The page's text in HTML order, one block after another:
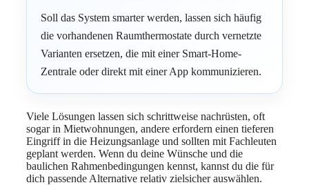
Soll das System smarter werden, lassen sich häufig
die vorhandenen Raumthermostate durch vernetzte
Varianten ersetzen, die mit einer Smart-Home-
Zentrale oder direkt mit einer App kommunizieren.
Viele Lösungen lassen sich schrittweise nachrüsten, oft
sogar in Mietwohnungen, andere erfordern einen tieferen
Eingriff in die Heizungsanlage und sollten mit Fachleuten
geplant werden. Wenn du deine Wünsche und die
baulichen Rahmenbedingungen kennst, kannst du die für
dich passende Alternative relativ zielsicher auswählen.